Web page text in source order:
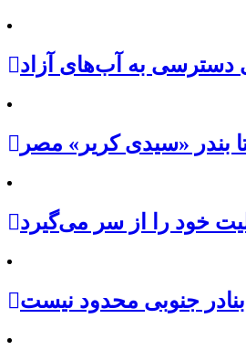
دسترسی به آب‌های آزاد
بندر «سیدی کریر» مصر
خود را از سر می‌گیرد
جنوبی محدود نیست